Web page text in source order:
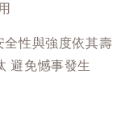
全性與強度依其壽
避免憾事發生